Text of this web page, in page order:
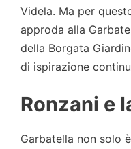
Videla. Ma per
approda alla
della Borgata
di ispirazione
Ronzani e
Garbatella non solo